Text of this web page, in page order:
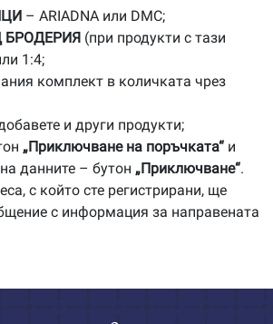
– ARIADNA или DMC;
БРОДЕРИЯ (при продукти с тази
1:4;
комплект в количката чрез
и други продукти;
„Приключване на поръчката“ и
данните – бутон „Приключване“.
с който сте регистрирани, ще
с информация за направената